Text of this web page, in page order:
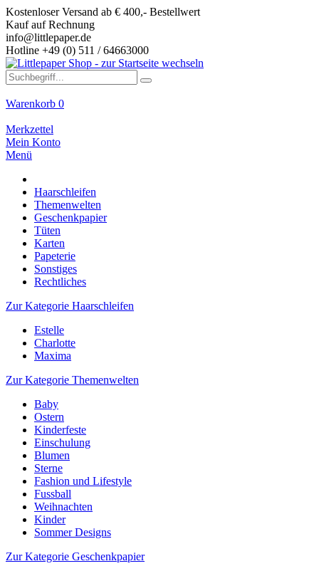
Kostenloser Versand ab € 400,- Bestellwert
Kauf auf Rechnung
info@littlepaper.de
Hotline +49 (0) 511 / 64663000
Warenkorb 0
Merkzettel
Mein Konto
Menü
Haarschleifen
Themenwelten
Geschenkpapier
Tüten
Karten
Papeterie
Sonstiges
Rechtliches
Zur Kategorie Haarschleifen
Estelle
Charlotte
Maxima
Zur Kategorie Themenwelten
Baby
Ostern
Kinderfeste
Einschulung
Blumen
Sterne
Fashion und Lifestyle
Fussball
Weihnachten
Kinder
Sommer Designs
Zur Kategorie Geschenkpapier